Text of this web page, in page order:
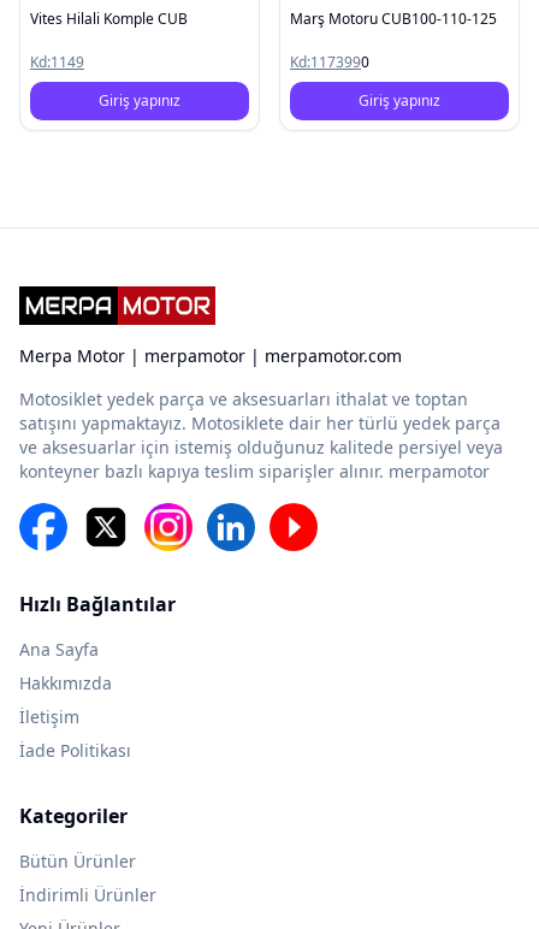
Vites Hilali Komple CUB
Kd:1149
Giriş yapınız
Marş Motoru CUB100-110-125
Kd:1173990
Giriş yapınız
Merpa Motor | merpamotor | merpamotor.com
Motosiklet yedek parça ve aksesuarları ithalat ve toptan
satışını yapmaktayız. Motosiklete dair her türlü yedek parça
ve aksesuarlar için istemiş olduğunuz kalitede persiyel veya
konteyner bazlı kapıya teslim siparişler alınır. merpamotor
Hızlı Bağlantılar
Ana Sayfa
Hakkımızda
İletişim
İade Politikası
Kategoriler
Bütün Ürünler
İndirimli Ürünler